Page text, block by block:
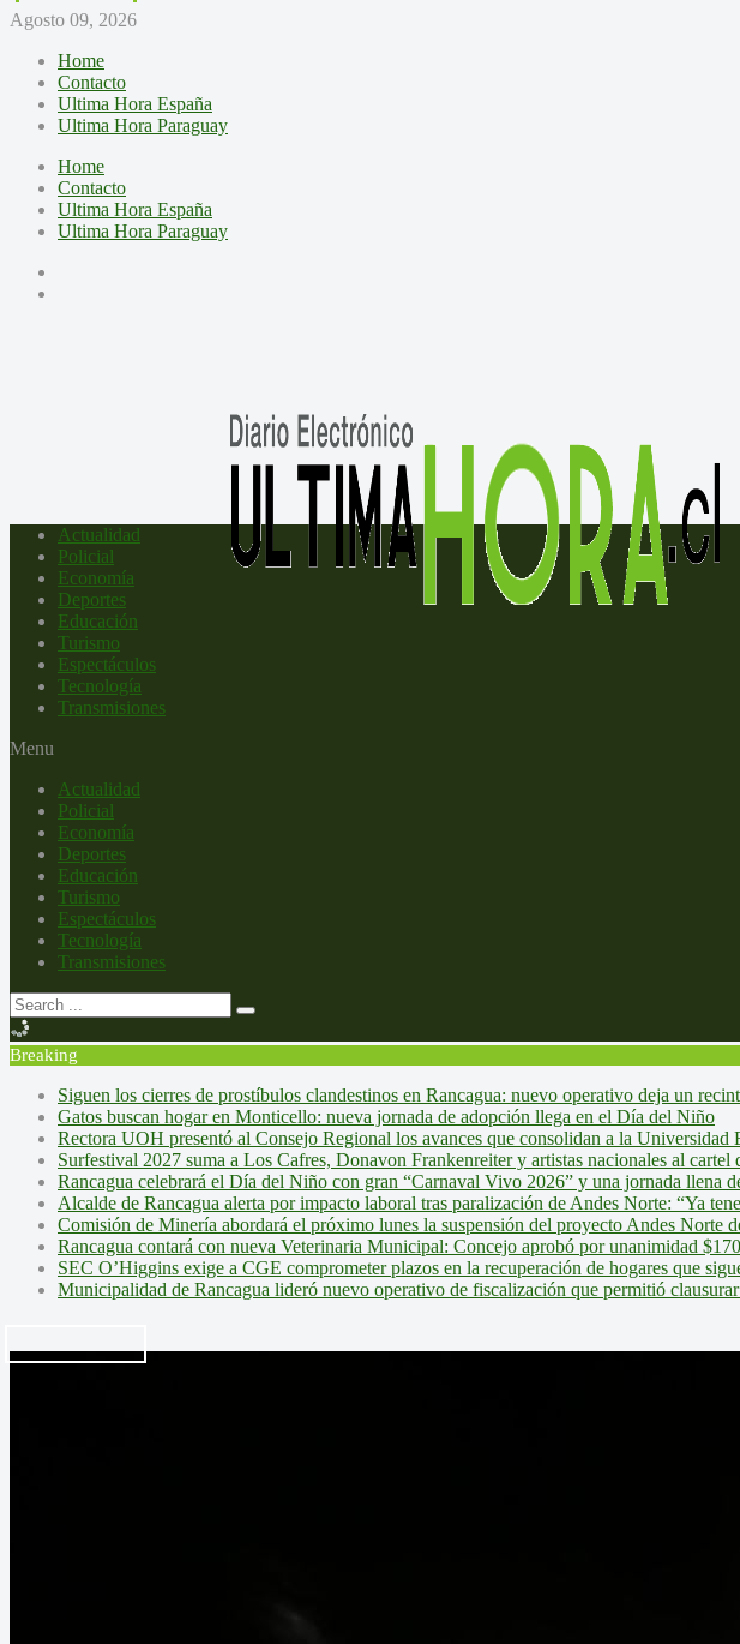
Agosto 09, 2026
Home
Contacto
Ultima Hora España
Ultima Hora Paraguay
Home
Contacto
Ultima Hora España
Ultima Hora Paraguay
Actualidad
Policial
Economía
Deportes
Educación
Turismo
Espectáculos
Tecnología
Transmisiones
Menu
Actualidad
Policial
Economía
Deportes
Educación
Turismo
Espectáculos
Tecnología
Transmisiones
Breaking
Siguen los cierres de prostíbulos clandestinos en Rancagua: nuevo operativo deja un
Gatos buscan hogar en Monticello: nueva jornada de adopción llega en el Día del Niño
Rectora UOH presentó al Consejo Regional los avances que consolidan a la Universidad
Surfestival 2027 suma a Los Cafres, Donavon Frankenreiter y artistas nacionales al cartel
Rancagua celebrará el Día del Niño con gran “Carnaval Vivo 2026” y una jornada llena
Alcalde de Rancagua alerta por impacto laboral tras paralización de Andes Norte: “Ya
Comisión de Minería abordará el próximo lunes la suspensión del proyecto Andes Norte
Rancagua contará con nueva Veterinaria Municipal: Concejo aprobó por unanimidad
SEC O’Higgins exige a CGE comprometer plazos en la recuperación de hogares que
Municipalidad de Rancagua lideró nuevo operativo de fiscalización que permitió